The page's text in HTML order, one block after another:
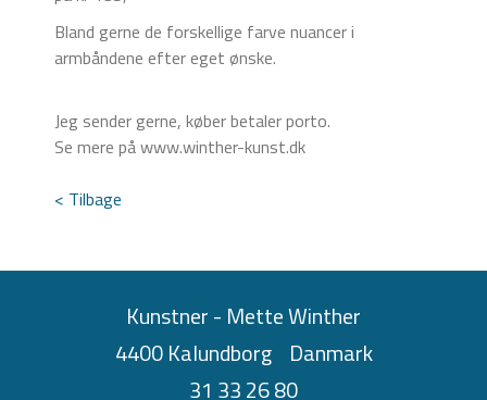
Bland gerne de forskellige farve nuancer i
armbåndene efter eget ønske.
Jeg sender gerne, køber betaler porto.
Se mere på www.winther-kunst.dk
< Tilbage
Kunstner - Mette Winther
4400 Kalundborg Danmark
31 33 26 80